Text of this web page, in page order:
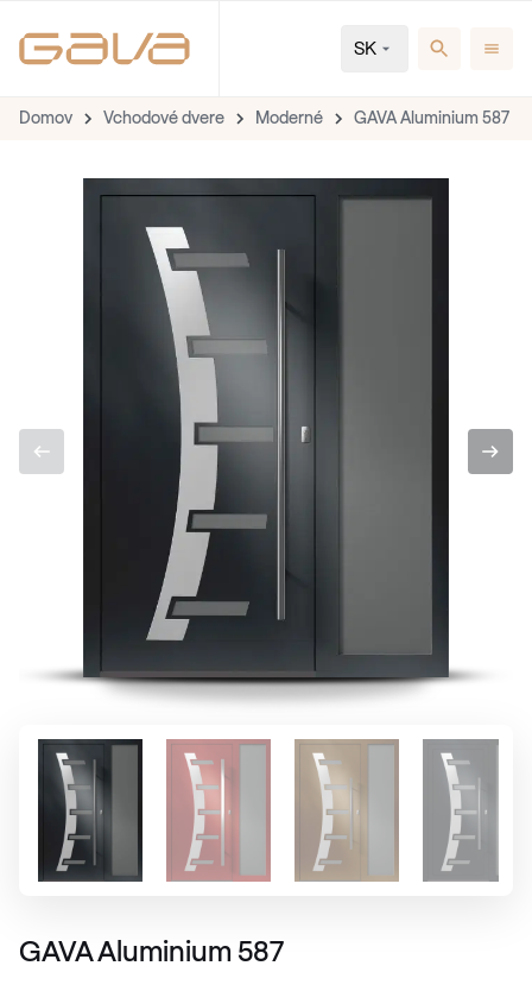
SK
Domov Vchodové dvere Moderné GAVA Aluminium 587
GAVA Aluminium 587